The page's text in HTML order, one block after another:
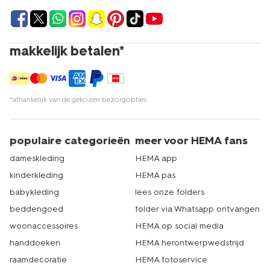
makkelijk betalen*
*afhankelijk van de gekozen bezorgopties
populaire categorieën
dameskleding
kinderkleding
babykleding
beddengoed
woonaccessoires
handdoeken
raamdecoratie
meer voor HEMA fans
HEMA app
HEMA pas
lees onze folders
folder via Whatsapp ontvangen
HEMA op social media
HEMA herontwerpwedstrijd
HEMA fotoservice